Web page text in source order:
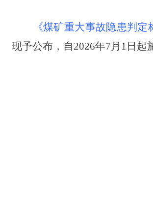
《煤矿重大事故隐患判定
现予公布，自2026年7月 1 日起